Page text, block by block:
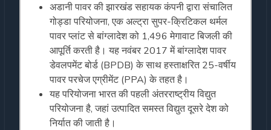
अडानी पावर की झारखंड सहायक कंपनी द्वारा संचालित
गोड्डा परियोजना, एक अल्ट्रा सुपर-क्रिटिकल थर्मल
पावर प्लांट से बांग्लादेश को 1,496 मेगावाट बिजली की
आपूर्ति करती है। यह नवंबर 2017 में बांग्लादेश पावर
डेवलपमेंट बोर्ड (BPDB) के साथ हस्ताक्षरित 25-वर्षीय
पावर परचेज एग्रीमेंट (PPA) के तहत है।
यह परियोजना भारत की पहली अंतरराष्ट्रीय विद्युत
परियोजना है, जहां उत्पादित समस्त विद्युत दूसरे देश को
निर्यात की जाती है।